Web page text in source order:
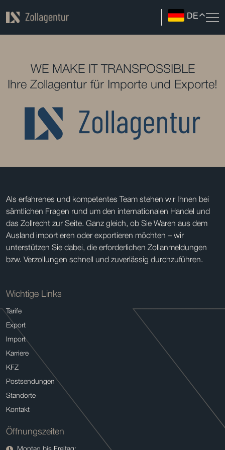
DE
WE MAKE IT TRANSPOSSIBLE
Ihre Zollagentur für Importe und Exporte!
Als erfahrenes und kompetentes Team stehen wir Ihnen bei
sämtlichen Fragen rund um den internationalen Handel und
das Zollrecht zur Seite. Ganz gleich, ob Sie Waren aus dem
Ausland importieren oder exportieren möchten – wir
unterstützen Sie dabei, die erforderlichen Zollanmeldungen
bzw. Verzollungen schnell und zuverlässig durchzuführen.
Wichtige Links
Tarife
Export
Import
Karriere
KFZ
Postsendungen
Standorte
Kontakt
Öffnungszeiten